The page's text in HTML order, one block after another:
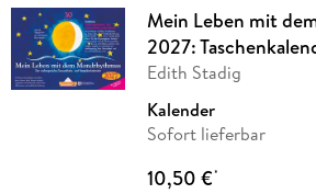
Mein Leben mit
2027:
Edith Stadig
Kalender
Sofort lieferbar
10,50 €*